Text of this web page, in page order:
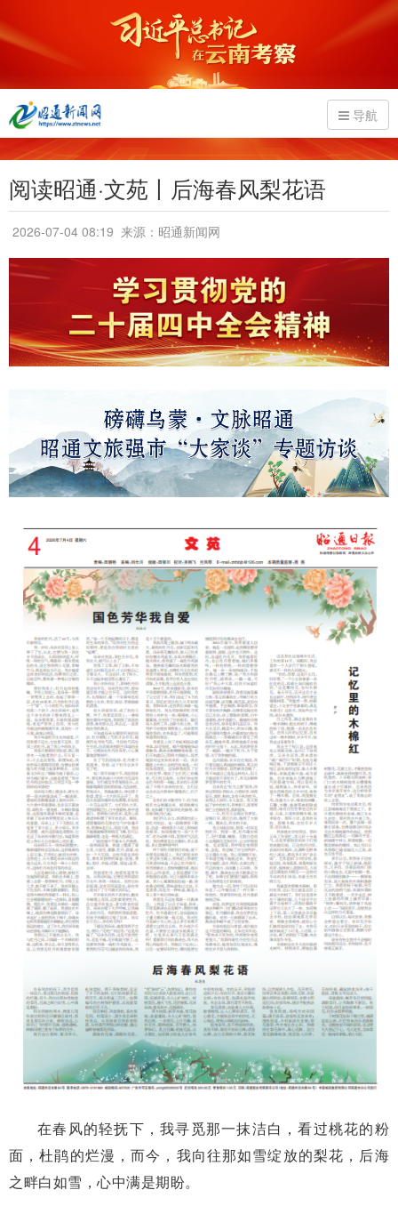
导航
阅读昭通·文苑丨后海春风梨花语
2026-07-04 08:19 来源：昭通新闻网
在春风的轻抚下，我寻觅那一抹洁白，看过桃花的粉
面，杜鹃的烂漫，而今，我向往那如雪绽放的梨花，后海
之畔白如雪，心中满是期盼。